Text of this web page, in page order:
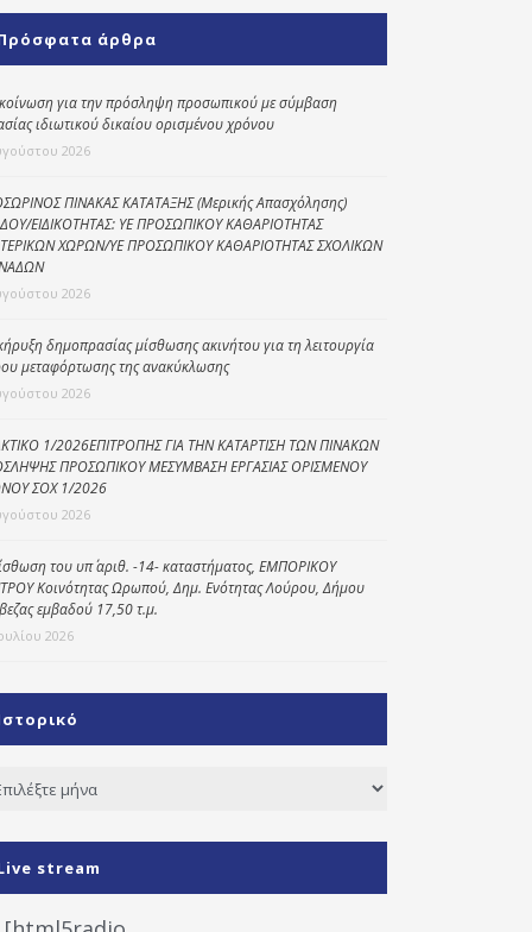
Κοινωνικό
παντοπωλείο
Kοινωνικό
φαρμακείο
Κέντρο Ημερήσιας
Φροντίδας
Ηλικιωμένων
(Κ.Η.Φ.Η.) Πρέβεζας
άρθρα
για την πρόσληψη προσωπικού με σύμβαση
ιδιωτικού δικαίου ορισμένου χρόνου
2026
ΠΙΝΑΚΑΣ ΚΑΤΑΤΑΞΗΣ (Μερικής Απασχόλησης)
ΕΙΔΙΚΟΤΗΤΑΣ: ΥΕ ΠΡΟΣΩΠΙΚΟΥ ΚΑΘΑΡΙΟΤΗΤΑΣ
ΧΩΡΩΝ/ΥΕ ΠΡΟΣΩΠΙΚΟΥ ΚΑΘΑΡΙΟΤΗΤΑΣ ΣΧΟΛΙΚΩΝ
2026
δημοπρασίας μίσθωσης ακινήτου για τη λειτουργία
μεταφόρτωσης της ανακύκλωσης
2026
1/2026ΕΠΙΤΡΟΠΗΣ ΓΙΑ ΤΗΝ ΚΑΤΑΡΤΙΣΗ ΤΩΝ ΠΙΝΑΚΩΝ
ΠΡΟΣΩΠΙΚΟΥ ΜΕΣΥΜΒΑΣΗ ΕΡΓΑΣΙΑΣ ΟΡΙΣΜΕΝΟΥ
ΣΟΧ 1/2026
2026
του υπ΄ αριθ. -14- καταστήματος, ΕΜΠΟΡΙΚΟΥ
Κοινότητας Ωρωπού, Δημ. Ενότητας Λούρου, Δήμου
εμβαδού 17,50 τ.μ.
2026
stream